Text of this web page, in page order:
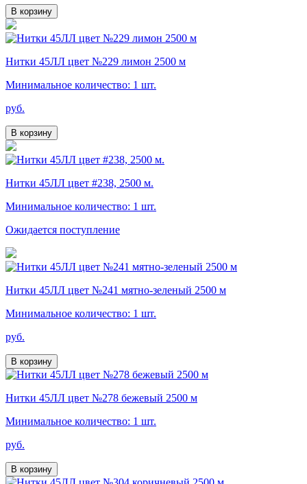
В корзину
Нитки 45ЛЛ цвет №229 лимон 2500 м
Минимальное количество: 1 шт.
руб.
В корзину
Нитки 45ЛЛ цвет #238, 2500 м.
Минимальное количество: 1 шт.
Ожидается поступление
Нитки 45ЛЛ цвет №241 мятно-зеленый 2500 м
Минимальное количество: 1 шт.
руб.
В корзину
Нитки 45ЛЛ цвет №278 бежевый 2500 м
Минимальное количество: 1 шт.
руб.
В корзину